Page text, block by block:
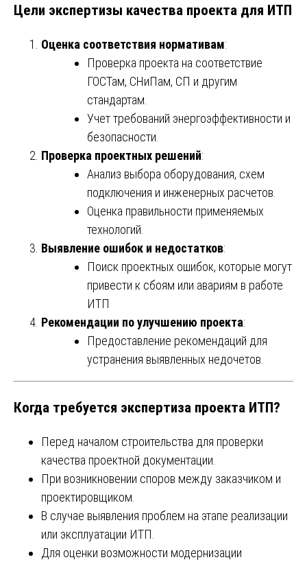
Цели экспертизы качества проекта для ИТП
Оценка соответствия нормативам:
Проверка проекта на соответствие
ГОСТам, СНиПам, СП и другим
стандартам.
Учет требований энергоэффективности и
безопасности.
Проверка проектных решений:
Анализ выбора оборудования, схем
подключения и инженерных расчетов.
Оценка правильности применяемых
технологий.
Выявление ошибок и недостатков:
Поиск проектных ошибок, которые могут
привести к сбоям или авариям в работе
ИТП
Рекомендации по улучшению проекта:
Предоставление рекомендаций для
устранения выявленных недочетов.
Когда требуется экспертиза проекта ИТП?
Перед началом строительства для проверки
качества проектной документации.
При возникновении споров между заказчиком и
проектировщиком.
В случае выявления проблем на этапе реализации
или эксплуатации ИТП.
Для оценки возможности модернизации